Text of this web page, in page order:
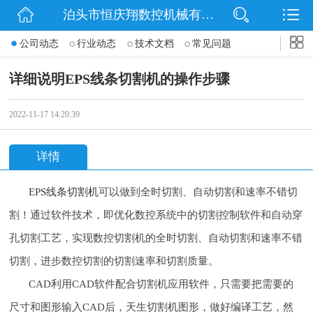
网站首页
动态
泊头市恒庆翔数控机械有限公司
公司动态 行业动态 技术文档 常见问题
详细说明EPS线条切割机的操作步骤
2022-11-17 14:20:39
详情
EPS线条切割机可以做到全时切割、自动切割和速率不错切
割！通过软件技术，即优化数控系统中的切割控制软件和自动穿
孔切割工艺，实现数控切割机的全时切割、自动切割和速率不错
切割，进步数控切割的切割速率和切割质量。
CAD利用CAD软件配合切割机应用软件，只需要把需要的
尺寸和图形输入CAD后，天生切割机图形，做好编译工艺，然